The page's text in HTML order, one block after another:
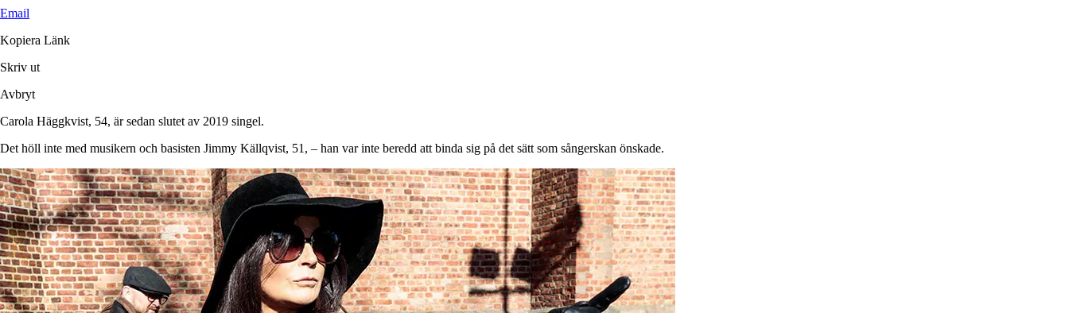
Email
Kopiera Länk
Skriv ut
Avbryt
Carola Häggkvist, 54, är sedan slutet av 2019 singel.
Det höll inte med musikern och basisten Jimmy Källqvist, 51, – han var inte beredd att binda sig på det sätt som sångerskan önskade.